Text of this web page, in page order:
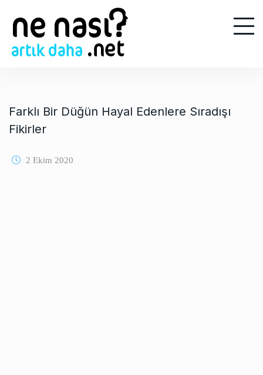
Farklı Bir Düğün Hayal Edenlere Sıradışı
Fikirler
2 Ekim 2020